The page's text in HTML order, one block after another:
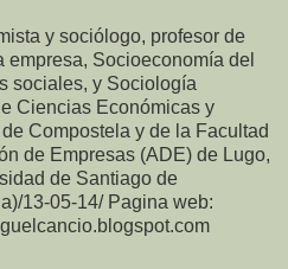
y sociólogo, profesor de
Socioeconomía del
sociales, y Sociología
Ciencias Económicas y
Compostela y de la Facultad
de Empresas (ADE) de Lugo,
de Santiago de
13-05-14/ Pagina web: